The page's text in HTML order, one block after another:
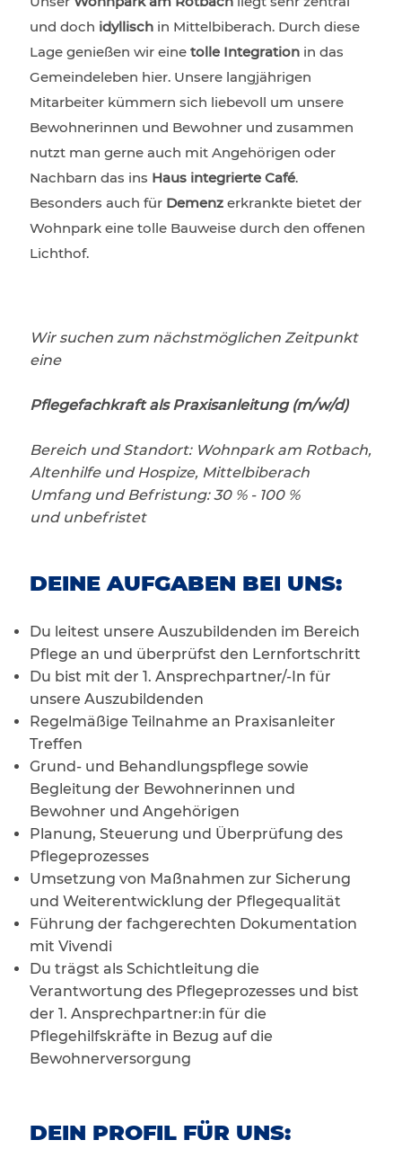
und doch idyllisch in Mittelbiberach. Durch diese
Lage genießen wir eine tolle Integrationin das
Gemeindeleben hier. Unsere langjährigen
Mitarbeiter kümmern sich liebevoll um unsere
Bewohnerinnen und Bewohner und zusammen
nutzt man gerne auch mit Angehörigen oder
Nachbarn das ins Haus integrierte Café.
Besonders auch für Demenz erkrankte bietet der
Wohnpark eine tolle Bauweise durch den offenen
Lichthof.
Wir suchen zum nächstmöglichen Zeitpunkt
eine
Pflegefachkraft als Praxisanleitung (m/w/d)
Bereich und Standort: Wohnpark am Rotbach,
Altenhilfe und Hospize, Mittelbiberach
Umfang und Befristung: 30 % - 100 %
und unbefristet
DEINE AUFGABEN BEI UNS:
Du leitest unsere Auszubildenden im Bereich
Pflege an und überprüfst den Lernfortschritt
Du bist mit der 1. Ansprechpartner/-In für
unsere Auszubildenden
Regelmäßige Teilnahme an Praxisanleiter
Treffen
Grund- und Behandlungspflege sowie
Begleitung der Bewohnerinnen und
Bewohner und Angehörigen
Planung, Steuerung und Überprüfung des
Pflegeprozesses
Umsetzung von Maßnahmen zur Sicherung
und Weiterentwicklung der Pflegequalität
Führung der fachgerechten Dokumentation
mit Vivendi
Du trägst als Schichtleitung die
Verantwortung des Pflegeprozesses und bist
der 1. Ansprechpartner:in für die
Pflegehilfskräfte in Bezug auf die
Bewohnerversorgung
DEIN PROFIL FÜR UNS: